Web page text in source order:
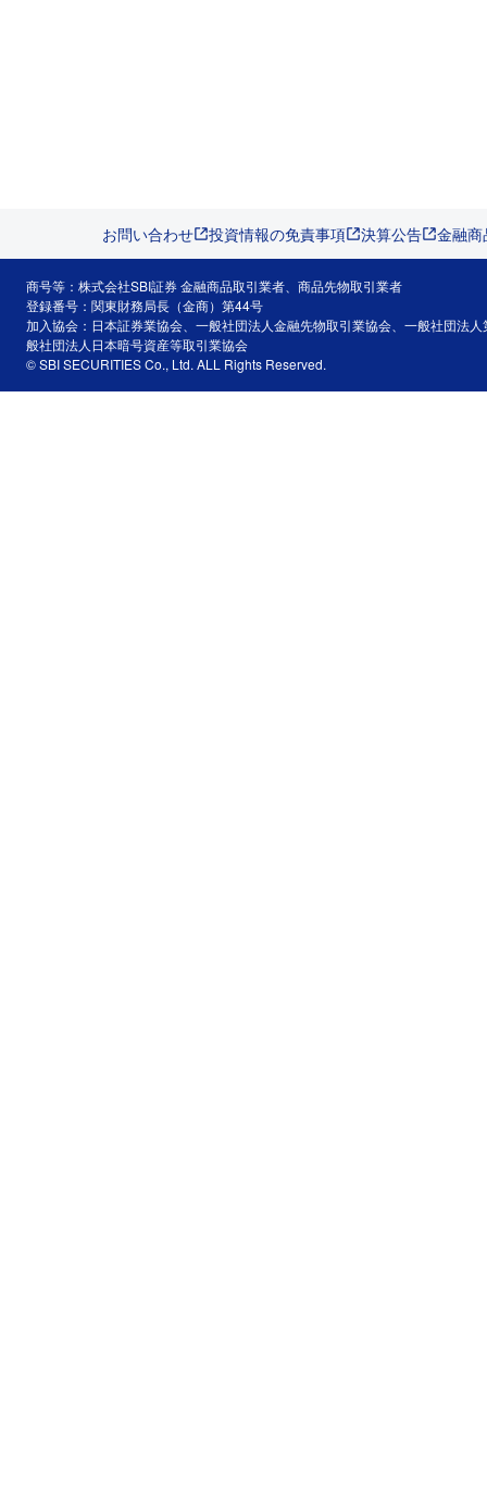
お問い合わせ 投資情報の免責事項 決算公告 金融
商号等：株式会社SBI証券 金融商品取引業者、商品先物取引業者
登録番号：関東財務局長（金商）第44号
加入協会：日本証券業協会、一般社団法人金融先物取引業協会、一般社団法
般社団法人日本暗号資産等取引業協会
© SBI SECURITIES Co., Ltd. ALL Rights Reserved.